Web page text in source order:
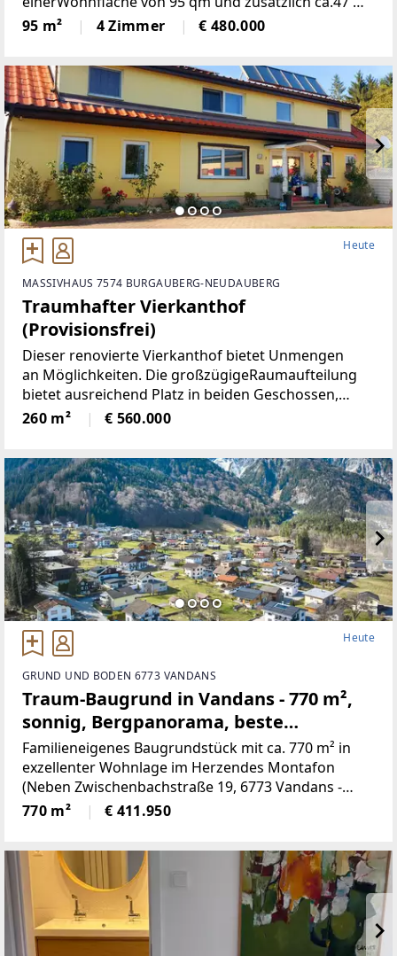
Keller einem großzügigen Grundstückvon 197 qm
bietet Ihnen und Ihrer Familie den idealen
95 m² 4 Zimmer € 480.000
Heute
MASSIVHAUS 7574 BURGAUBERG-NEUDAUBERG
Traumhafter Vierkanthof
(Provisionsfrei)
Dieser renovierte Vierkanthof bietet Unmengen
an Möglichkeiten. Die großzügigeRaumaufteilung
bietet ausreichend Platz in beiden Geschossen,
neben 5Schlafräumen, gibt es ein Wohnzimmer mit
neu renovierten Kachelofen,
260 m² € 560.000
Heute
GRUND UND BODEN 6773 VANDANS
Traum-Baugrund in Vandans - 770 m²,
sonnig, Bergpanorama, beste
Infrastruktur! (Provisionsfrei)
Familieneigenes Baugrundstück mit ca. 770 m² in
exzellenter Wohnlage im Herzendes Montafon
(Neben Zwischenbachstraße 19, 6773 Vandans -
Grundstücksnummer129/2)Das Grundstück liegt in
Zone 5 - Wohngebiet und bietet
770 m² € 411.950